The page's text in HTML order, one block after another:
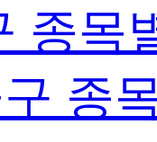
종목
종